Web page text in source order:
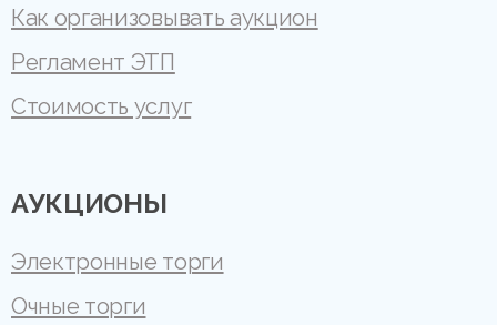
Как организовывать аукцион
Регламент ЭТП
Стоимость услуг
АУКЦИОНЫ
Электронные торги
Очные торги